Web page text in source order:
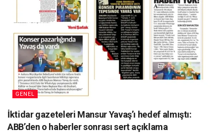
GENEL
İktidar gazeteleri Mansur Yavaş’ı hedef almıştı:
ABB’den o haberler sonrası sert açıklama